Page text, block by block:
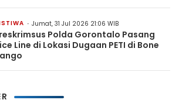
Jumat, 31 Jul 2026 21:06 WIB
Polda Gorontalo Pasang
Line di Lokasi Dugaan PETI di Bone